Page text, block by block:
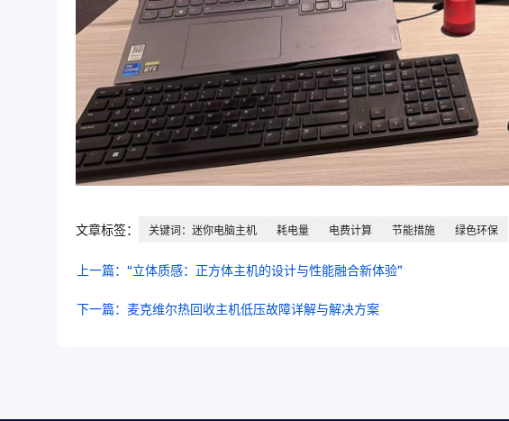
文章标签： 关键词：迷你电脑主机 耗电量 电费计算 节能措施 绿色环保
上一篇：“立体质感：正方体主机的设计与性能融合新体验”
下一篇：麦克维尔热回收主机低压故障详解与解决方案